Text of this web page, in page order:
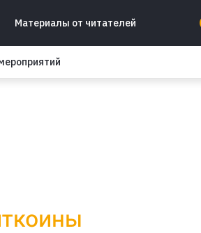
Материалы от читателей